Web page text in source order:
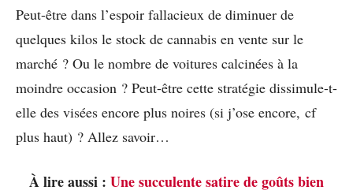
Peut-être dans l’espoir fallacieux de diminuer de
quelques kilos le stock de cannabis en vente sur le
marché ? Ou le nombre de voitures calcinées à la
moindre occasion ? Peut-être cette stratégie dissimule-t-
elle des visées encore plus noires (si j’ose encore, cf
plus haut) ? Allez savoir…
À lire aussi : Une succulente satire de goûts bien